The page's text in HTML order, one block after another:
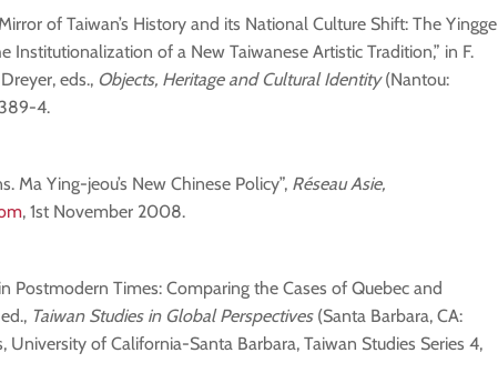
of Taiwan’s History and its National Culture Shift: The Yingge
Institutionalization of a New Taiwanese Artistic Tradition,” in F.
eds., Objects, Heritage and Cultural Identity(Nantou:
4.
Ma Ying-jeou’s New Chinese Policy”, Réseau Asie,
, 1st November 2008.
Postmodern Times: Comparing the Cases of Quebec and
Taiwan Studies in Global Perspectives(Santa Barbara, CA:
University of California-Santa Barbara, Taiwan Studies Series 4,